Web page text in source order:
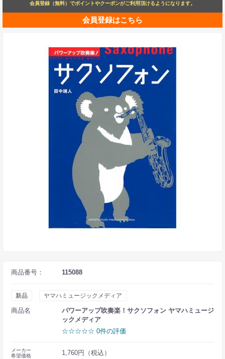
会員登録（無料）でポイントやクーポンがご利用頂けるようになります。
会員登録はこちら
商品番号： 115088
新品 ヤマハミュージックメディア
商品名
パワーアップ吹奏楽！サクソフォン ヤマハミュージ
ックメディア
☆☆☆☆☆ 0件の評価
メーカー
希望価格
1,760円（税込）